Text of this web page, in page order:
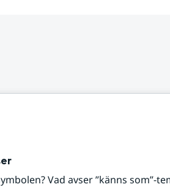
Vad avser ”känns som”-